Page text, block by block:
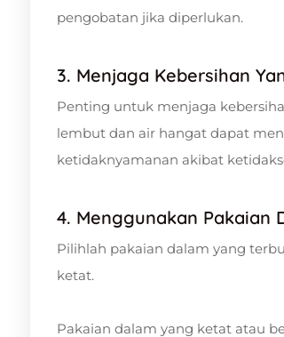
pengobatan jika diperlukan.
3. Menjaga Kebersihan
Penting untuk menjaga
lembut dan air hangat dapat
ketidaknyamanan akibat
4. Menggunakan Pakaian
Pilihlah pakaian dalam yang
ketat.
Pakaian dalam yang ketat atau